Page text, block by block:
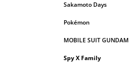
Sakamoto Days
Pokémon
MOBILE SUIT GUNDAM
Spy X Family